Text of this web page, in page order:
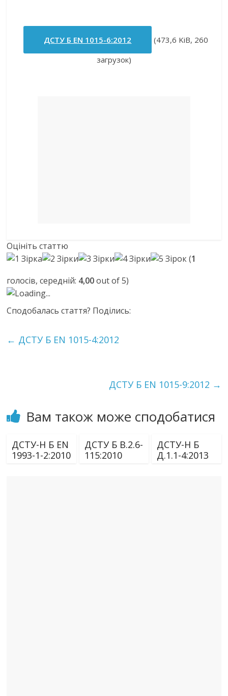
ДСТУ Б ЕN 1015-6:2012
(473,6 KiB, 260
загрузок)
Оцініть статтю
(1
голосів, середній: 4,00out of 5)
Loading...
Сподобалась стаття? Поділись:
← ДСТУ Б ЕN 1015-4:2012
ДСТУ Б ЕN 1015-9:2012 →
Вам також може сподобатися
ДСТУ-Н Б EN
1993-1-2:2010
ДСТУ Б В.2.6-
115:2010
ДСТУ-Н Б
Д.1.1-4:2013